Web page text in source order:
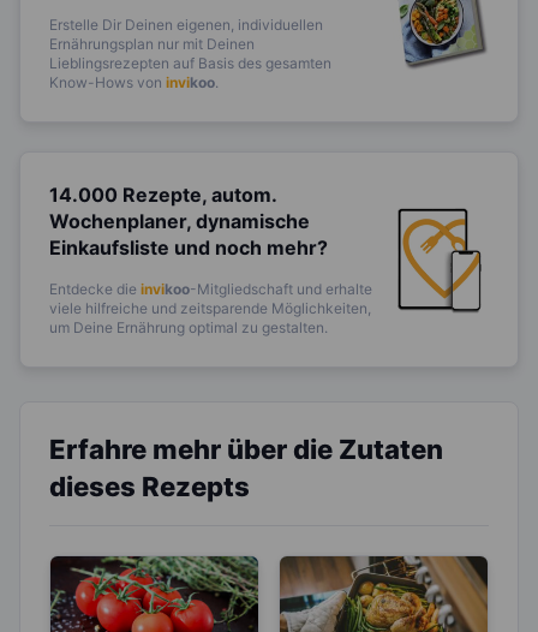
Erstelle Dir Deinen eigenen, individuellen
Ernährungsplan nur mit Deinen
Lieblingsrezepten auf Basis des gesamten
Know-Hows von invikoo
14.000 Rezepte, autom.
Wochenplaner, dynamische
Einkaufsliste und noch mehr?
Entdecke die invikoo-Mitgliedschaft und erhalte
viele hilfreiche und zeitsparende Möglichkeiten,
um Deine Ernährung optimal zu gestalten.
Erfahre mehr über die Zutaten
dieses Rezepts